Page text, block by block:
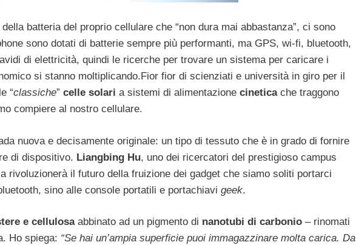
batteria del proprio cellulare che “non dura mai abbastanza”, ci sono
sono dotati di batterie sempre più performanti, ma GPS, wi-fi, bluetooth,
di elettricità, quindi le ricerche per trovare un sistema per caricare i
si stanno moltiplicando.Fior fior di scienziati e università in giro per il
“classiche” celle solari a sistemi di alimentazione cineticache traggono
compiere al nostro cellulare.
nuova e decisamente originale: un tipo di tessuto che è in grado di fornire
di dispositivo. Liangbing Hu, uno dei ricercatori del prestigioso campus
rivoluzionerà il futuro della fruizione dei gadget che siamo soliti portarci
sino alle console portatili e portachiavi geek.
e cellulosaabbinato ad un pigmento di nanotubi di carbonio – rinomati
Ho spiega: “Se hai un’ampia superficie puoi immagazzinare molta carica. Da